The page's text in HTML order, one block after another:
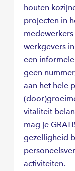
Geen
werkplek het
houten
projecten in
werkgevers
een
geen
aan het hele
vitaliteit
mag je
gezelligheid
activiteiten.